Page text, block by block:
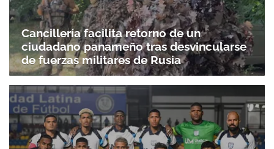
Gracias por suscribirte a nuestro boletín.
ACEPTAR
Cancillería facilita retorno de un
ciudadano panameño tras desvincularse
de fuerzas militares de Rusia